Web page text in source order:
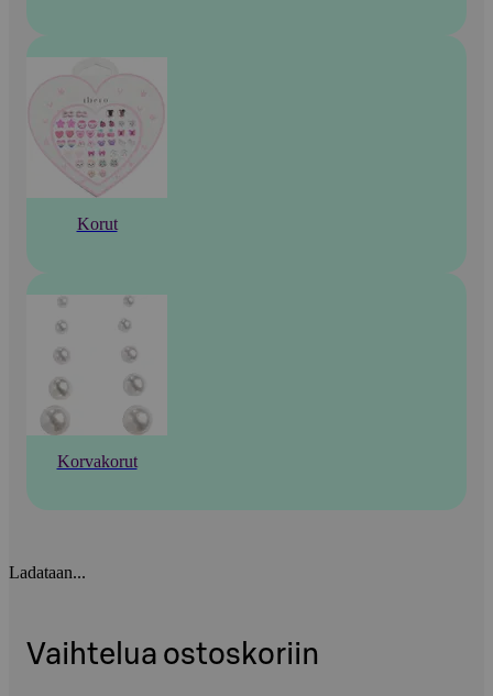
Korut
Korvakorut
Ladataan...
Vaihtelua ostoskoriin